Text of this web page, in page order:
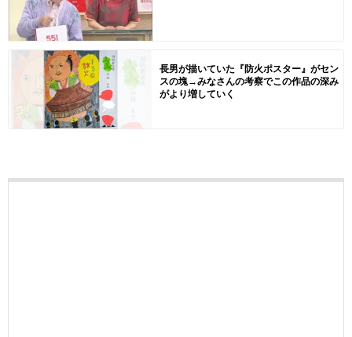
長男が描いていた『防火ポスター』がセン
スの塊→みなさんの考察でこの作品の深み
がより増していく